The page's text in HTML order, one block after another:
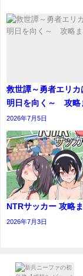
救世譚～勇者エリカ
明日を向く～ 攻略
2026年7月5日
NTRサッカー 攻略
2026年7月3日